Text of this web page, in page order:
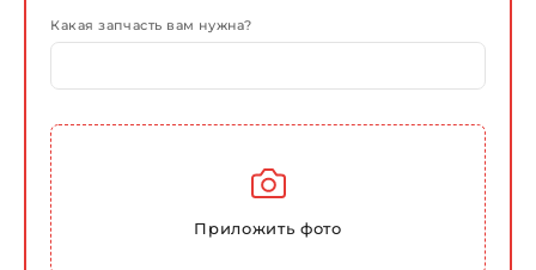
Какая запчасть вам нужна?
Приложить фото